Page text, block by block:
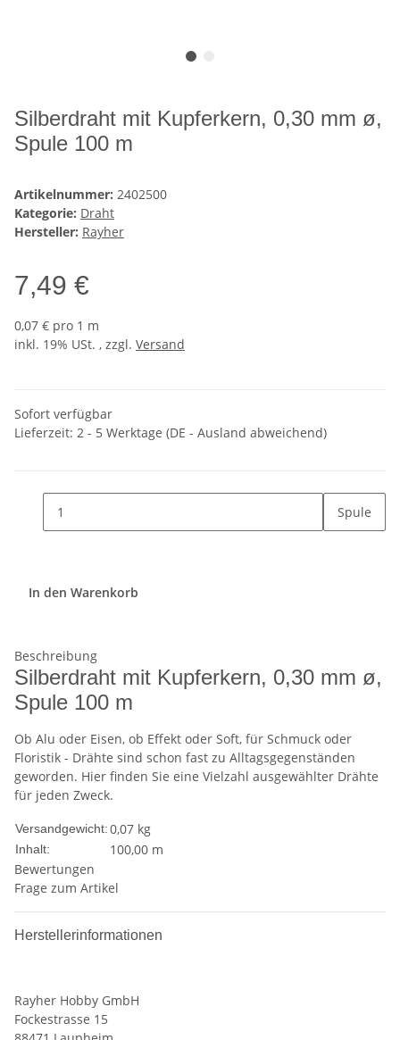
Silberdraht mit Kupferkern, 0,30 mm ø,
Spule 100 m
Artikelnummer: 2402500
Kategorie: Draht
Hersteller: Rayher
7,49 €
0,07 € pro 1 m
inkl. 19% USt. , zzgl. Versand
Sofort verfügbar
Lieferzeit: 2 - 5 Werktage (DE - Ausland abweichend)
Spule
In den Warenkorb
Beschreibung
Silberdraht mit Kupferkern, 0,30 mm ø,
Spule 100 m
Ob Alu oder Eisen, ob Effekt oder Soft, für Schmuck oder
Floristik - Drähte sind schon fast zu Alltagsgegenständen
geworden. Hier finden Sie eine Vielzahl ausgewählter Drähte
für jeden Zweck.
Versandgewicht:0,07 kg
Inhalt:
100,00 m
Bewertungen
Frage zum Artikel
Herstellerinformationen
Rayher Hobby GmbH
Fockestrasse 15